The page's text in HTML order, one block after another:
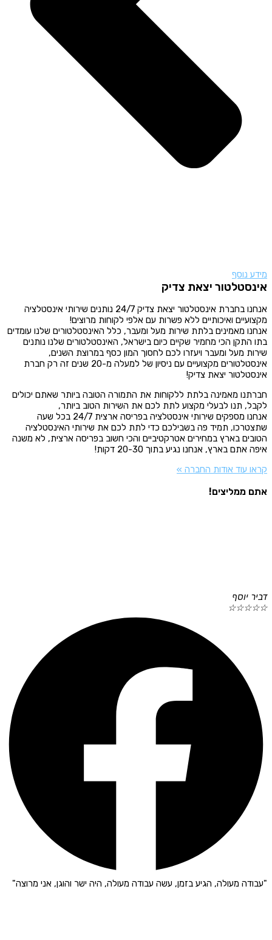
מידע נוסף
אינסטלטור יצאת צדיק
אנחנו בחברת אינסטלטור יצאת צדיק 24/7 נותנים שירותי אינסטלציה
מקצועיים ואיכותיים ללא פשרות עם אלפי לקוחות מרוצים!
אנחנו מאמינים בלתת שירות מעל ומעבר, כלל האינסטלטורים שלנו עומדים
בתו התקן הכי מחמיר שקיים כיום בישראל, האינסטלטורים שלנו נותנים
שירות מעל ומעבר ויעזרו לכם לחסוך המון כסף במרוצת השנים,
אינסטלטורים מקצועיים עם ניסיון של למעלה מ-20 שנים זה רק חברת
אינסטלטור יצאת צדיק!
חברתנו מאמינה בלתת ללקוחות את התמורה הטובה ביותר שאתם יכולים
לקבל, תנו לבעלי מקצוע לתת לכם את השירות הטוב ביותר,
אנחנו מספקים שירותי אינסטלציה בפריסה ארצית 24/7 בכל שעה
שתצטרכו, תמיד פה בשבילכם כדי לתת לכם את שירותי האינסטלציה
הטובים בארץ במחירים אטרקטיביים והכי חשוב בפריסה ארצית, לא משנה
איפה אתם בארץ, אנחנו נגיע בתוך 20-30 דקות!
קראו עוד אודות החברה »
אתם ממליצים!
דביר יוסף
☆
☆
☆
☆
☆
"עבודה מעולה, הגיע בזמן, עשה עבודה מעולה, היה ישר והוגן, אני מרוצה"